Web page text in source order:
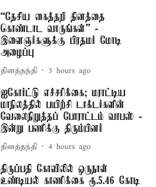
“தேசிய கைத்தறி தினத்தை
கொண்டாட வாருங்கள்” -
இளைஞர்களுக்கு பிரதமர் மோடி
அழைப்பு
தினத்தந்தி 3 hours ago
ஐகோர்ட்டு எச்சரிக்கை; மராட்டிய
மாநிலத்தில் பயிற்சி டாக்டர்களின்
வேலைநிறுத்தப் போராட்டம் வாபஸ் -
இன்று பணிக்கு திரும்பினர்
தினத்தந்தி 4 hours ago
திருப்பதி கோவிலில் ஒருநாள்
உண்டியல் காணிக்கை ரூ.5.46 கோடி